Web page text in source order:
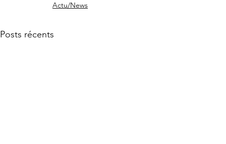
Actu/News
Posts récents